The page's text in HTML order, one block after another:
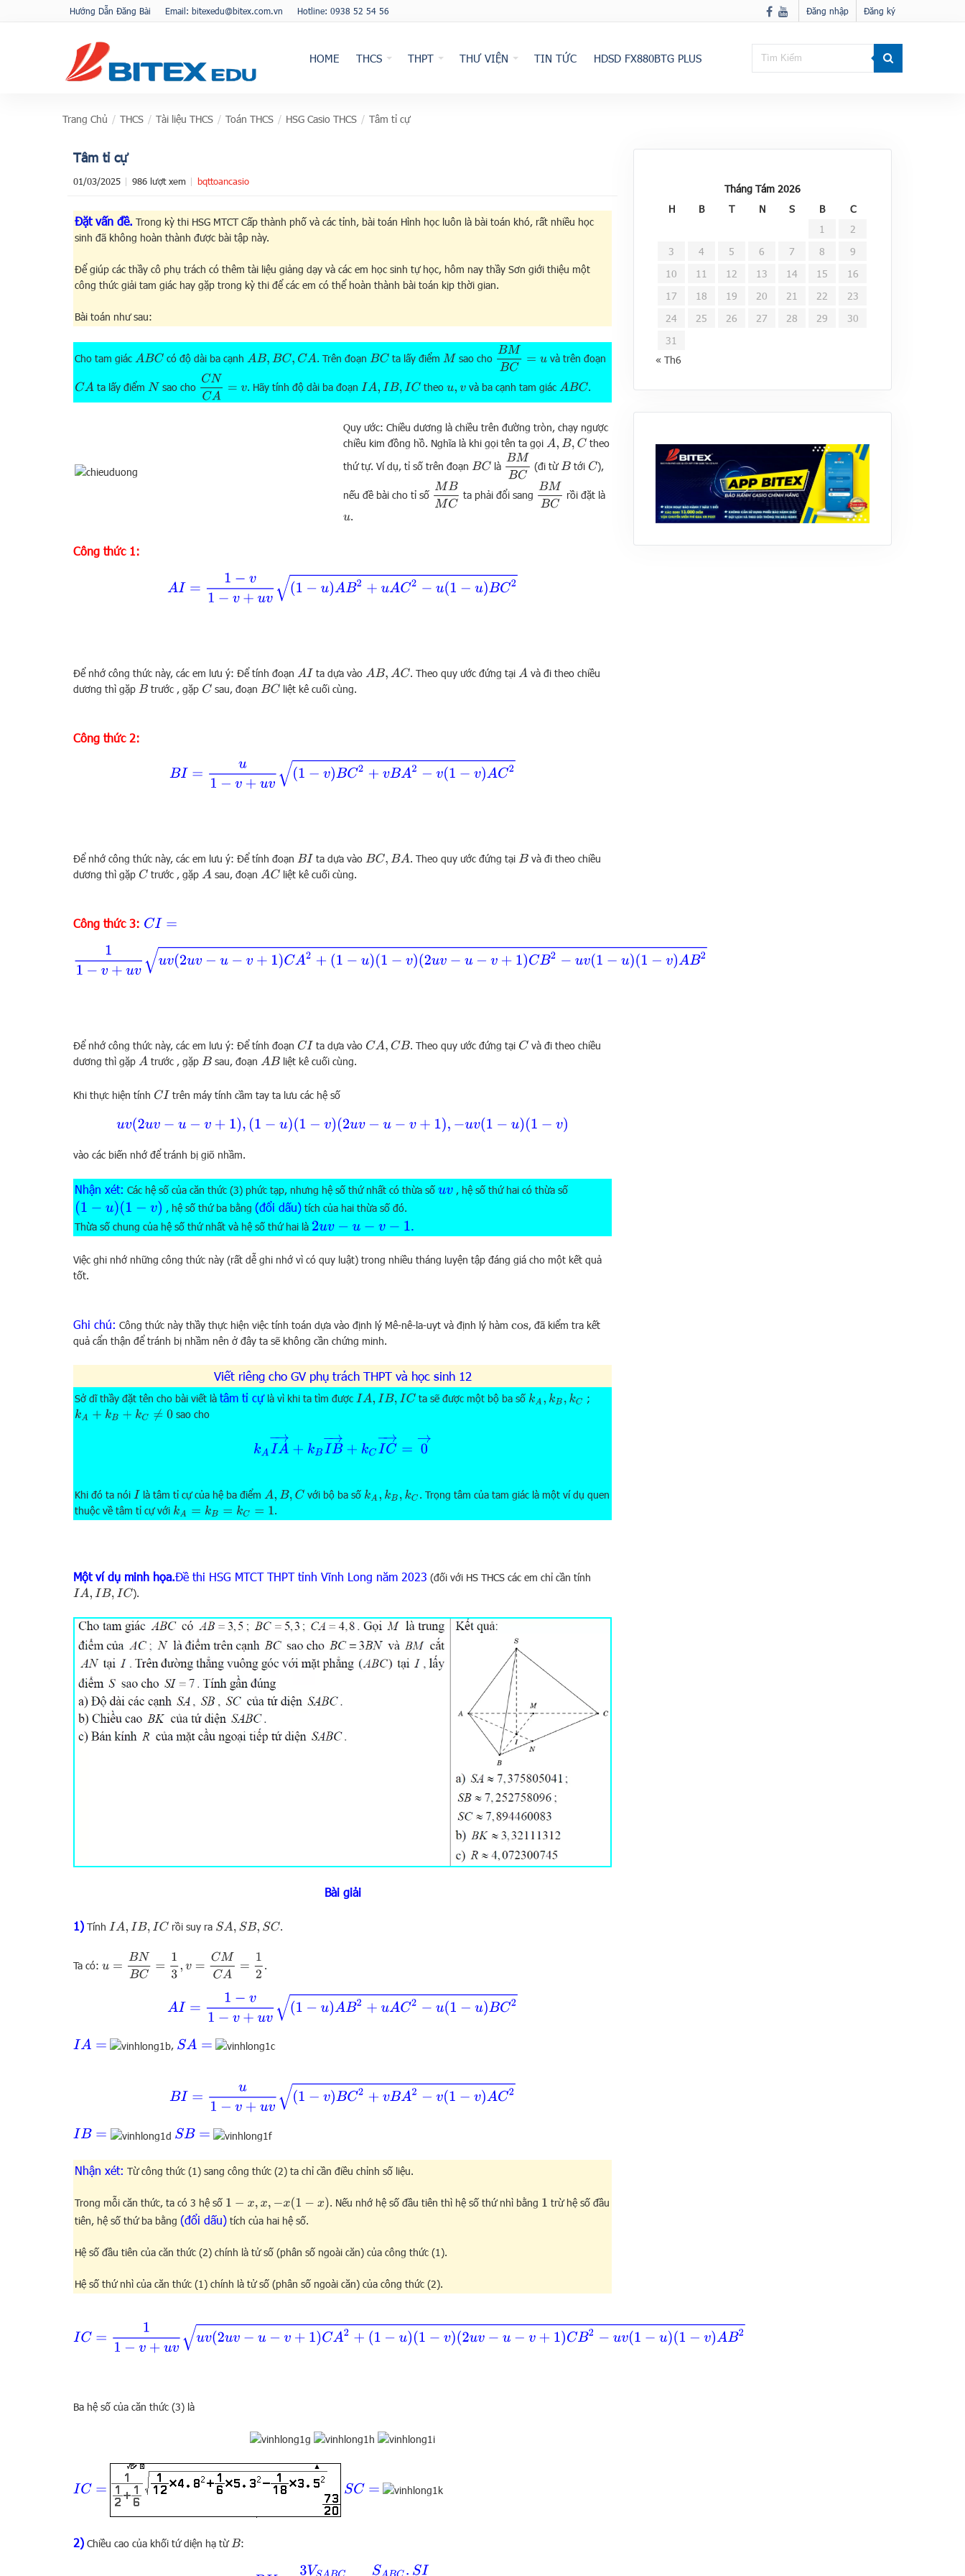
Hướng Dẫn Đăng Bài Email: bitexedu@bitex.com.vn Hotline: 0938 52 54 56 Đăng nhập Đăng ký
HOME THCS THPT THƯ VIỆN TIN TỨC HDSD FX880BTG PLUS
Trang Chủ / THCS / Tài liệu THCS / Toán THCS / HSG Casio THCS / Tâm tỉ cự
Tâm tỉ cự
01/03/2025 986 lượt xem bqttoancasio
Đặt vấn đề. Trong kỳ thi HSG MTCT Cấp thành phố và các tỉnh, bài toán Hình học luôn là bài toán khó, rất nhiều học
sinh đã không hoàn thành được bài tập này.
Để giúp các thầy cô phụ trách có thêm tài liệu giảng dạy và các em học sinh tự học, hôm nay thầy Sơn giới thiệu một
công thức giải tam giác hay gặp trong kỳ thi để các em có thể hoàn thành bài toán kịp thời gian.
Bài toán như sau:
Cho tam giác ABC có độ dài ba cạnh AB,BC,CA . Trên đoạn BC ta lấy điểm M sao cho
BMBC
và trên đoạn
CA ta lấy điểm N sao cho
CNCA
. Hãy tính độ dài ba đoạn IA,IB,IC theou,v và ba cạnh tam giác ABC .
Quy ước: Chiều dương là chiều trên đường tròn, chạy ngược
chiều kim đồng hồ. Nghĩa là khi gọi tên ta gọi A,B ,C
theo
thứ tự. Ví dụ, tỉ số trên đoạn BC là
BMBC
(đi từ B tới C ),
nếu đề bài cho tỉ số
MBMC
ta phải đổi sang
BMBC
rồi đặt là
u.
Công thức 1:
A I= 1− +uv(1−u)AB2+uAC2−u(1−u)BC2
Để nhớ công thức này, các em lưu ý: Để tính đoạn AI ta dựa vào AB,AC . Theo quy ước đứng tại A và đi theo chiều
dương thì gặp B trước , gặp C sau, đoạn BC liệt kê cuối cùng.
Công thức 2:
BI= +uv(1−v)BC2+vBA2−v(1−v)AC2
Để nhớ công thức này, các em lưu ý: Để tính đoạn BI ta dựa vào BC,BA . Theo quy ước đứng tại B và đi theo chiều
dương thì gặp C trước , gặp A sau, đoạn AC liệt kê cuối cùng.
Công thức 3: CI=
11−v+uvuv(2uv−u−v+1)CA2+(1−u)(1−v)(2uv−u−v+1)CB2−uv(1−u)(1−v)AB2
Để nhớ công thức này, các em lưu ý: Để tính đoạn CI ta dựa vào CA,CB . Theo quy ước đứng tại C và đi theo chiều
dương thì gặp A trước , gặp B sau, đoạn AB liệt kê cuối cùng.
Khi thực hiện tính CI trên máy tính cầm tay ta lưu các hệ số
uv (2 uv − u− v+ 1) (1−u (1 −v)(2uv− u−v+1 ),−uv ( 1− u)(1−v)
vào các biến nhớ để tránh bị giõ nhầm.
Nhận xét: Các hệ số của căn thức (3) phức tạp, nhưng hệ số thứ nhất có thừa số uv , hệ số thứ hai có thừa số
(1 −u) (1− v , hệ số thứ ba bằng (đổi dấu)tích của hai thừa số đó.
Thừa số chung của hệ số thứ nhất và hệ số thứ hai là 2uv− u−v−1 .
Việc ghi nhớ những công thức này (rất dễ ghi nhớ vì có quy luật) trong nhiều tháng luyện tập đáng giá cho một kết quả
tốt.
Ghi chú: Công thức này thầy thực hiện việc tính toán dựa vào định lý Mê-nê-la-uyt và định lý hàm cos , đã kiểm tra kết
quả cẩn thận để tránh bị nhầm nên ở đây ta sẽ không cần chứng minh.
Viết riêng cho GV phụ trách THPT và học sinh 12
Sở dĩ thầy đặt tên cho bài viết là tâm tỉ cựlà vì khi ta tìm được IA,IB ,IC ta sẽ được một bộ ba số kA, k B,kC
;
kA+ kB +kC ≠0 sao cho
kAIA → + BIB→ + C C→=
Khi đó ta nói I là tâm tỉ cự của hệ ba điểm A,B ,C với bộ ba số kA, k B,kC
. Trọng tâm của tam giác là một ví dụ quen
thuộc về tâm tỉ cự với kA= kB =kC =1 .
Một ví dụ minh họa.Đề thi HSG MTCT THPT tỉnh Vĩnh Long năm 2023 (đối với HS THCS các em chỉ cần tính
IA,IB ,IC ).
Bài giải
1) Tính IA,IB ,IC rồi suy ra SA,SB,SC .
Ta có:
BC=1 =C 2
.
A I= 1− +uv(1−u)AB2+uAC2−u(1−u)BC2
IA= , SA=
BI= +uv( )B C2+v A −v( 1− 2
IB= SB=
Nhận xét: Từ công thức (1) sang công thức (2) ta chỉ cần điều chỉnh số liệu.
Trong mỗi căn thức, ta có 3 hệ số 1 −x x,−x(1−x) . Nếu nhớ hệ số đầu tiên thì hệ số thứ nhì bằng 1 trừ hệ số đầu
tiên, hệ số thứ ba bằng (đổi dấu) tích của hai hệ số.
Hệ số đầu tiên của căn thức (2) chính là tử số (phân số ngoài căn) của công thức (1).
Hệ số thứ nhì của căn thức (1) chính là tử số (phân số ngoài căn) của công thức (2).
IC=11−v+uvuv(2uv−u−v+1)CA2+(1−u)(1−v)(2uv−u−v+1)CB2−uv(1−u)(1−v)AB2
Ba hệ số của căn thức (3) là
IC= SC=
2) Chiều cao của khối tứ diện hạ từB :
SABCSSAC BC. SISS AC
Tháng Tám 2026
H
B T N S B
C
1
2
3
4 5 6 7 8
9
10
11 12 13 14 15
16
17
18 19 20 21 22
23
24
25 26 27 28 29
30
31
« Th6